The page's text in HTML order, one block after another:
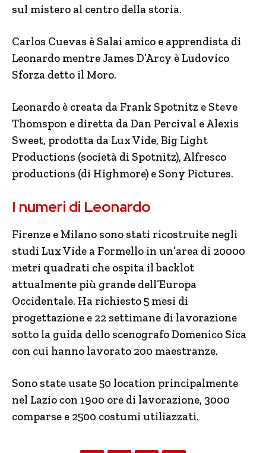
sul mistero al centro della storia.
Carlos Cuevas è Salai amico e apprendista di
Leonardo mentre James D’Arcy è Ludovico
Sforza detto il Moro.
Leonardo è creata da Frank Spotnitz e Steve
Thomspon e diretta da Dan Percival e Alexis
Sweet, prodotta da Lux Vide, Big Light
Productions (società di Spotnitz), Alfresco
productions (di Highmore) e Sony Pictures.
I numeri di Leonardo
Firenze e Milano sono stati ricostruite negli
studi Lux Vide a Formello in un’area di 20000
metri quadrati che ospita il backlot
attualmente più grande dell’Europa
Occidentale. Ha richiesto 5 mesi di
progettazione e 22 settimane di lavorazione
sotto la guida dello scenografo Domenico Sica
con cui hanno lavorato 200 maestranze.
Sono state usate 50 location principalmente
nel Lazio con 1900 ore di lavorazione, 3000
comparse e 2500 costumi utiliazzati.